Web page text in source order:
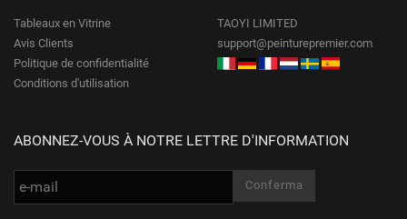
Tableaux en Vitrine
Avis Clients
Politique de confidentialité
Conditions d'utilisation
TAOYI LIMITED
support@peinturepremier.com
ABONNEZ-VOUS À NOTRE LETTRE D'INFORMATION